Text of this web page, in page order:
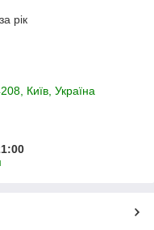
рік
Київ, Україна